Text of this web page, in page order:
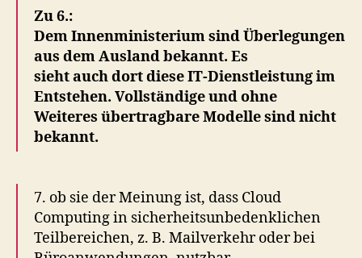
Zu 6.:
Dem Innenministerium sind Überlegungen
aus dem Ausland bekannt. Es
sieht auch dort diese IT-Dienstleistung im
Entstehen. Vollständige und ohne
Weiteres übertragbare Modelle sind nicht
bekannt.
7. ob sie der Meinung ist, dass Cloud
Computing in sicherheitsunbedenklichen
Teilbereichen, z. B. Mailverkehr oder bei